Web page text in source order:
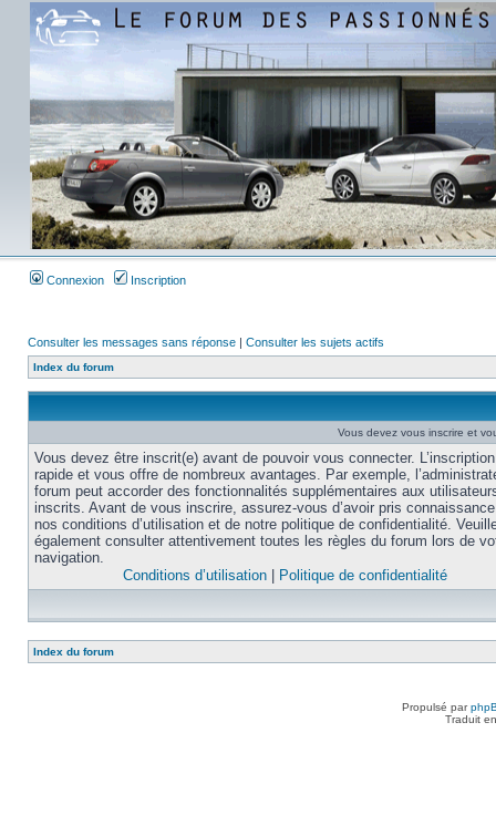
Connexion Inscription
Consulter les messages sans réponse | Consulter les sujets actifs
Index du forum
Vous devez vous inscrire et
Vous devez être inscrit(e) avant de pouvoir vous connecter.
rapide et vous offre de nombreux avantages. Par exemple,
forum peut accorder des fonctionnalités supplémentaires aux
inscrits. Avant de vous inscrire, assurez-vous d’avoir pris
nos conditions d’utilisation et de notre politique de confidentialité.
également consulter attentivement toutes les règles du forum lors de
navigation.
Conditions d’utilisation
Politique de confidentialité
Index du forum
Propulsé par
Traduit